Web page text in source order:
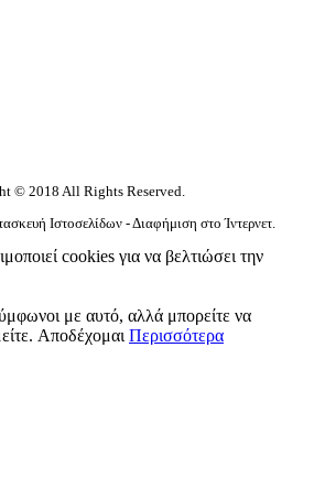
© 2018 All Rights Reserved.
Ιστοσελίδων - Διαφήμιση στο Ίντερνετ.
cookies για να βελτιώσει την
με αυτό, αλλά μπορείτε να
Αποδέχομαι Περισσότερα